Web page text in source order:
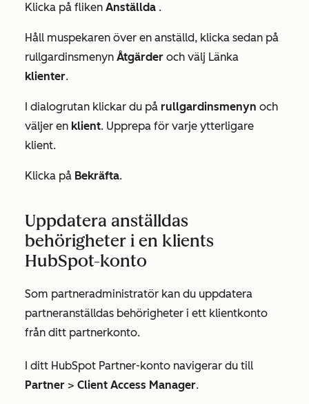
Klicka på fliken Anställda .
Håll muspekaren över en anställd, klicka sedan på
rullgardinsmenyn Åtgärder och välj Länka
klienter.
I dialogrutan klickar du på rullgardinsmenyn och
väljer en klient. Upprepa för varje ytterligare
klient.
Klicka på Bekräfta.
Uppdatera anställdas
behörigheter i en klients
HubSpot-konto
Som partneradministratör kan du uppdatera
partneranställdas behörigheter i ett klientkonto
från ditt partnerkonto.
I ditt HubSpot Partner-konto navigerar du till
Partner > Client Access Manager.